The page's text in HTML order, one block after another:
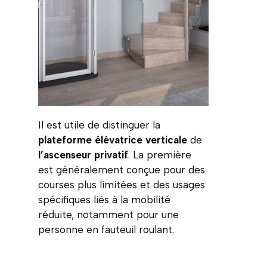
Il est utile de distinguer la
plateforme élévatrice verticalede
l’ascenseur privatif. La première
est généralement conçue pour des
courses plus limitées et des usages
spécifiques liés à la mobilité
réduite, notamment pour une
personne en fauteuil roulant.